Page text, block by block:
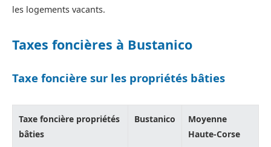
les logements vacants.
Taxes foncières à Bustanico
Taxe foncière sur les propriétés bâties
Taxe foncière propriétés
bâties
Bustanico
Moyenne
Haute-Corse